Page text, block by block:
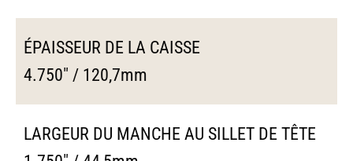
ÉPAISSEUR DE LA CAISSE
4.750" / 120,7mm
LARGEUR DU MANCHE AU SILLET DE TÊTE